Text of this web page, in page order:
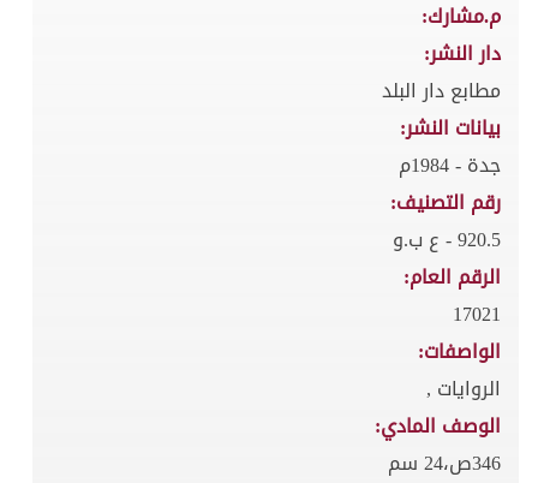
م.مشارك:
دار النشر:
مطابع دار البلد
بيانات النشر:
جدة - 1984م
رقم التصنيف:
920.5 - ع ب.و
الرقم العام:
17021
الواصفات:
الروايات ,
الوصف المادي:
346ص،24 سم